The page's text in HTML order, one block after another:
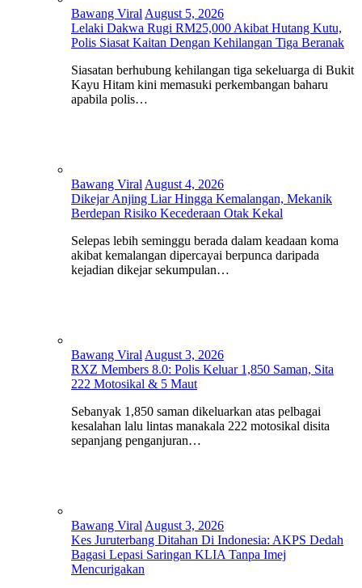
Bawang Viral August 5, 2026
Lelaki Dakwa Rugi RM25,000 Akibat Hutang Kutu,
Polis Siasat Kaitan Dengan Kehilangan Tiga Beranak
Siasatan berhubung kehilangan tiga sekeluarga di Bukit
Kayu Hitam kini memasuki perkembangan baharu
apabila polis…
Bawang Viral August 4, 2026
Dikejar Anjing Liar Hingga Kemalangan, Mekanik
Berdepan Risiko Kecederaan Otak Kekal
Selepas lebih seminggu berada dalam keadaan koma
akibat kemalangan dipercayai berpunca daripada
kejadian dikejar sekumpulan…
Bawang Viral August 3, 2026
RXZ Members 8.0: Polis Keluar 1,850 Saman, Sita
222 Motosikal & 5 Maut
Sebanyak 1,850 saman dikeluarkan atas pelbagai
kesalahan lalu lintas manakala 222 motosikal disita
sepanjang penganjuran…
Bawang Viral August 3, 2026
Kes Juruterbang Ditahan Di Indonesia: AKPS Dedah
Bagasi Lepasi Saringan KLIA Tanpa Imej
Mencurigakan